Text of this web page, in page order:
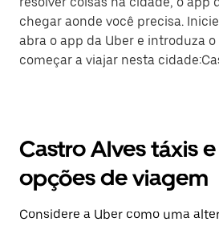
chegar aonde você precisa.
abra o app da Uber e introduza
começar a viajar nesta
Castro Alves táxis
opções de viagem
Considere a Uber como uma